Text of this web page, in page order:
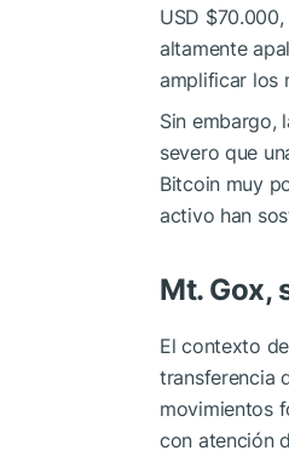
USD
altamente
amplificar los
Sin embargo,
severo que
Bitcoin muy
activo han
Mt. Gox,
El contexto
transferencia
movimientos
con atención